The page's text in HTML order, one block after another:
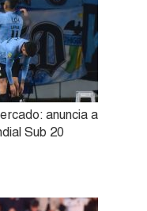
anuncia a
Sub 20